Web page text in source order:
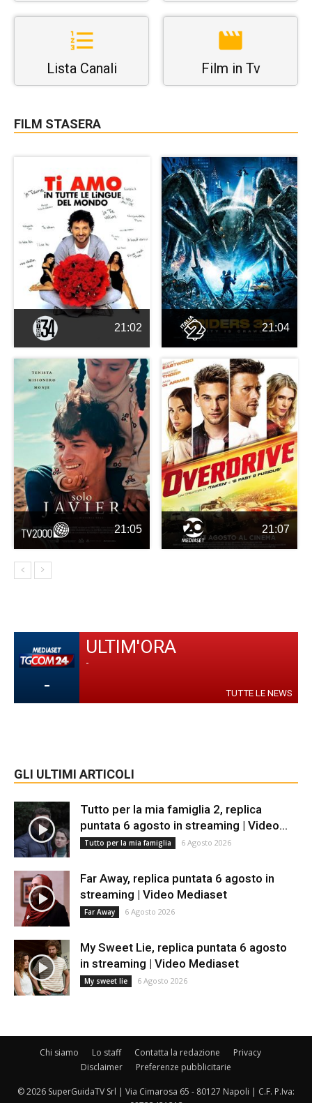
Lista Canali Film in Tv
FILM STASERA
21:02 21:04
21:05 21:07
-
ULTIM'ORA
-
TUTTE LE NEWS
GLI ULTIMI ARTICOLI
Tutto per la mia famiglia 2, replica
puntata 6 agosto in streaming | Video...
Tutto per la mia famiglia 6 Agosto 2026
Far Away, replica puntata 6 agosto in
streaming | Video Mediaset
Far Away 6 Agosto 2026
My Sweet Lie, replica puntata 6 agosto
in streaming | Video Mediaset
My sweet lie 6 Agosto 2026
Chi siamo Lo staff Contatta la redazione
Privacy
Disclaimer
Preferenze pubblicitarie
© 2026 SuperGuidaTV Srl | Via Cimarosa 65 - 80127 Napoli | C.F. P.Iva: